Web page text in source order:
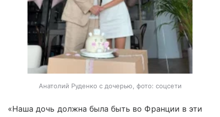
Анатолий Руденко с дочерью, фото: соцсети
«Наша дочь должна была быть во Франции в эти